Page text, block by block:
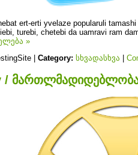
ert-erti yvelaze popularuli
turebi, chetebi da uamravi ram
»
| Category: სხვადასხვა
/ მართლმადიდებლობა